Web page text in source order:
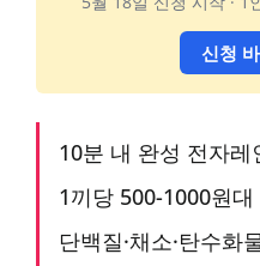
신청
10분 내 완성 전자레
1끼당 500-1000원
단백질·채소·탄수화